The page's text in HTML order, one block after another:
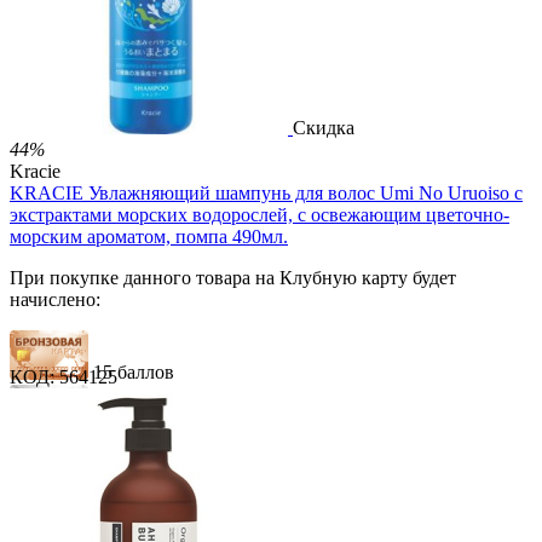
за 1.00 мл

Скидка
44%
Kracie
KRACIE Увлажняющий шампунь для волос Umi No Uruoiso с
экстрактами морских водорослей, с освежающим цветочно-
морским ароматом, помпа 490мл.
При покупке данного товара на Клубную карту будет
начислено:
15 баллов
23 балла
38 баллов
724.00 Р
за 1.00 мл
КОД: 564125